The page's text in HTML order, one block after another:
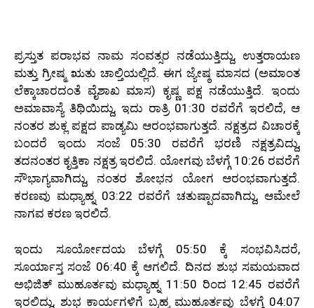
ಪ್ರಸ್ತುತ ಪರಾಭವ ನಾಮ ಸಂವತ್ಸರ ನಡೆಯುತ್ತಿದ್ದು, ಉತ್ತರಾಯಣ
ಮತ್ತು ಗ್ರೀಷ್ಮ ಋತು ಚಾಲ್ತಿಯಲ್ಲಿದೆ. ಈಗ ಜ್ಯೇಷ್ಠ ಮಾಸದ (ಅಮಾಂತ
ಲೆಕ್ಕಾಚಾರದಂತೆ ವೈಶಾಖ ಮಾಸ) ಕೃಷ್ಣ ಪಕ್ಷ ನಡೆಯುತ್ತಿದೆ. ಇಂದು
ಅಮಾವಾಸ್ಯೆ ತಿಥಿಯಿದ್ದು, ಇದು ರಾತ್ರಿ 01:30 ರವರೆಗೆ ಇರಲಿದೆ, ಆ
ನಂತರ ಶುಕ್ಲ ಪಕ್ಷದ ಪಾಡ್ಯಮಿ ಆರಂಭವಾಗುತ್ತದೆ. ನಕ್ಷತ್ರದ ವಿಚಾರಕ್ಕೆ
ಬಂದರೆ ಇಂದು ಸಂಜೆ 05:30 ರವರೆಗೆ ಭರಣಿ ನಕ್ಷತ್ರವಿದ್ದು,
ತದನಂತರ ಕೃತ್ತಿಕಾ ನಕ್ಷತ್ರ ಇರಲಿದೆ. ಯೋಗವು ಬೆಳಗ್ಗೆ 10:26 ರವರೆಗೆ
ಸೌಭಾಗ್ಯವಾಗಿದ್ದು, ನಂತರ ಶೋಭನ ಯೋಗ ಆರಂಭವಾಗುತ್ತದೆ.
ಕರಣವು ಮಧ್ಯಾಹ್ನ 03:22 ರವರೆಗೆ ಚತುಷ್ಪಾದವಾಗಿದ್ದು, ಆಮೇಲೆ
ನಾಗವ ಕರಣ ಇರಲಿದೆ.
ಇಂದು ಸೂರ್ಯೋದಯ ಬೆಳಗ್ಗೆ 05:50 ಕ್ಕೆ ಸಂಭವಿಸಿದರೆ,
ಸೂರ್ಯಾಸ್ತ ಸಂಜೆ 06:40 ಕ್ಕೆ ಆಗಲಿದೆ. ದಿನದ ಶುಭ ಸಮಯವಾದ
ಅಭಿಜಿತ್ ಮುಹೂರ್ತವು ಮಧ್ಯಾಹ್ನ 11:50 ರಿಂದ 12:45 ರವರೆಗೆ
ಇರಲಿದ್ದು, ಶುಭ ಕಾರ್ಯಗಳಿಗೆ ಬ್ರಹ್ಮ ಮುಹೂರ್ತವು ಬೆಳಗ್ಗೆ 04:07